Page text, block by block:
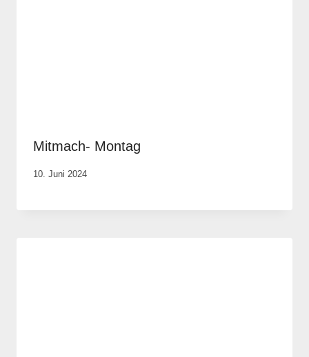
Mitmach- Montag
Von
Krause
10. Juni 2024